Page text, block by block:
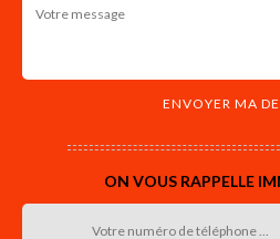
ON VOUS RAPPELLE